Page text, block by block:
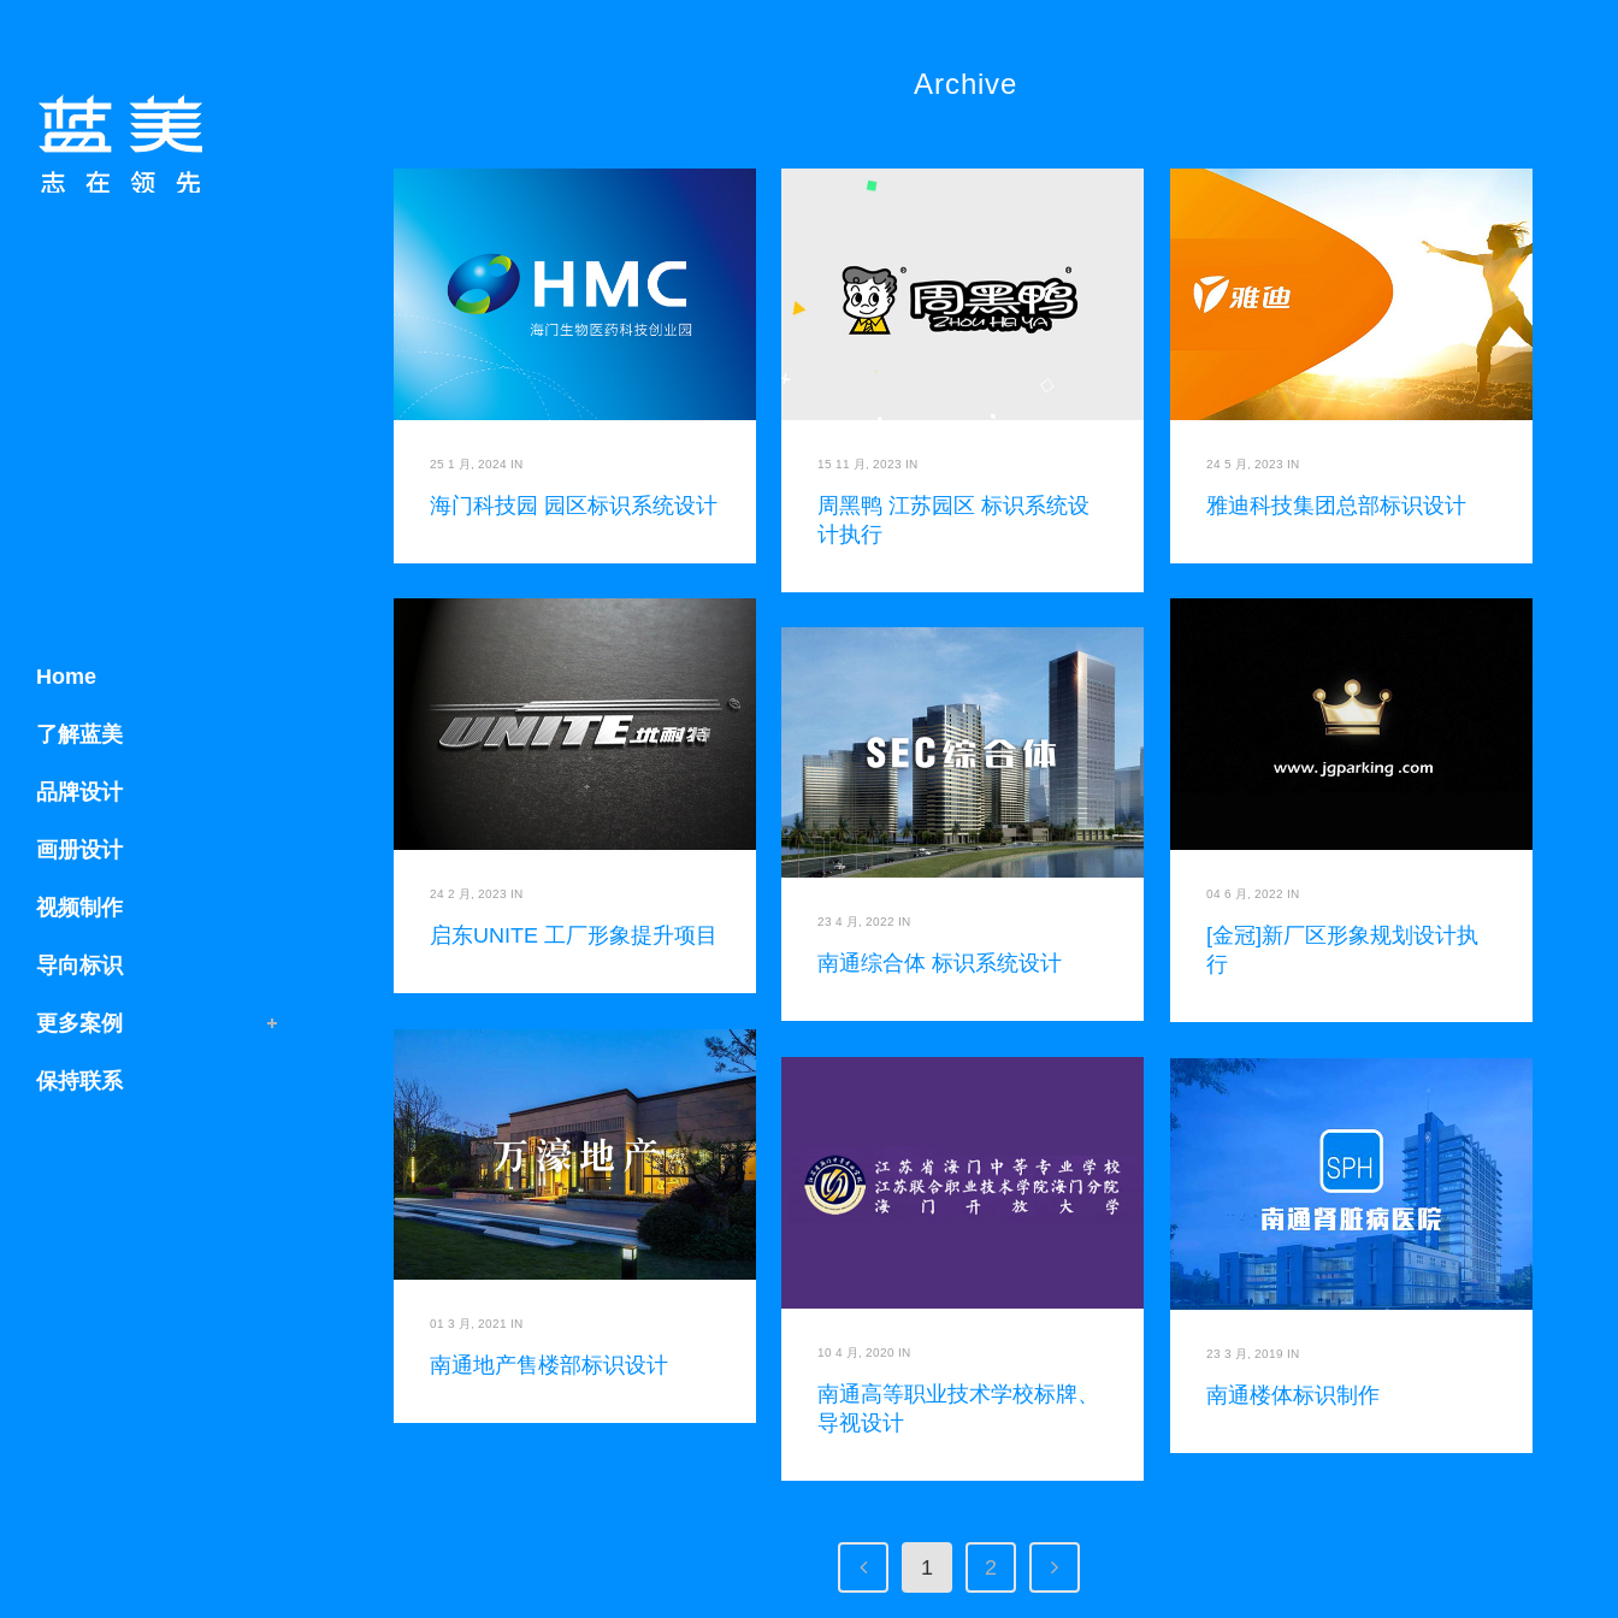
Home
了解蓝美
品牌设计
画册设计
视频制作
导向标识
更多案例
保持联系
Archive
25 1 月, 2024 IN
海门科技园 园区标识系统设计
15 11 月, 2023 IN
周黑鸭 江苏园区 标识系统设
计执行
24 5 月, 2023 IN
雅迪科技集团总部标识设计
24 2 月, 2023 IN
启东UNITE 工厂形象提升项目
04 6 月, 2022 IN
[金冠]新厂区形象规划设计执
行
23 4 月, 2022 IN
南通综合体 标识系统设计
01 3 月, 2021 IN
南通地产售楼部标识设计
10 4 月, 2020 IN
南通高等职业技术学校标牌、
导视设计
23 3 月, 2019 IN
南通楼体标识制作
1 2